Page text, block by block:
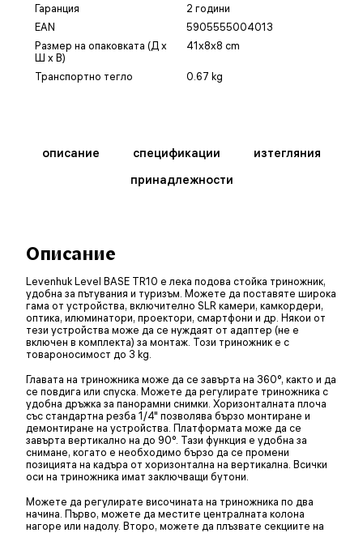
Гаранция
2 години
EAN
5905555004013
Размер на опаковката (Д x
Ш x В)
41x8x8 cm
Транспортно тегло 0.67 kg
описание спецификации
изтегляния
принадлежности
Описание
Levenhuk Level BASE TR10 е лека подова стойка триножник,
удобна за пътувания и туризъм. Можете да поставяте широка
гама от устройства, включително SLR камери, камкордери,
оптика, илюминатори, проектори, смартфони и др. Някои от
тези устройства може да се нуждаят от адаптер (не е
включен в комплекта) за монтаж. Този триножник е с
товароносимост до 3 kg.
Главата на триножника може да се завърта на 360°, както и да
се повдига или спуска. Можете да регулирате триножника с
удобна дръжка за панорамни снимки. Хоризонталната плоча
със стандартна резба 1/4" позволява бързо монтиране и
демонтиране на устройства. Платформата може да се
завърта вертикално на до 90°. Тази функция е удобна за
снимане, когато е необходимо бързо да се промени
позицията на кадъра от хоризонтална на вертикална. Всички
оси на триножника имат заключващи бутони.
Можете да регулирате височината на триножника по два
начина. Първо, можете да местите централната колона
нагоре или надолу. Второ, можете да плъзвате секциите на